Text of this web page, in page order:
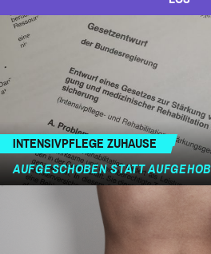
INTENSIVPFLEGE ZUHAUSE
AUFGESCHOBEN STATT